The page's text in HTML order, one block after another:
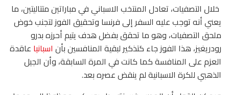
خلال التصفيات، تعادل المنتخب الاسباني في مباراتين متتاليتين، ما
يعني أنه توجب عليه السفر إلى فرنسا وتحقيق الفوز لتجنب خوض
ملحق التصفيات، وهو ما تحقق بفضل هدف يتيم أحرزه بدرو
رودريغيز، هذا الفوز جاء كتذكير لبقية المنافسين بأن اسبانيا عاقدة
العزم على المنافسة كما كانت في المرة السابقة، وأن الجيل
الذهبي للكرة الاسبانية لم ينقض عصره بعد.